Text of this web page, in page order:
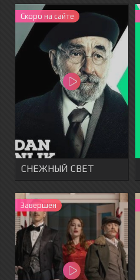
Cкоро на сайте
СНЕЖНЫЙ СВЕТ
Завершен